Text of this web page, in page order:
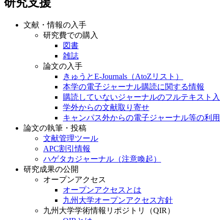
研究支援
文献・情報の入手
研究費での購入
図書
雑誌
論文の入手
きゅうとE-Journals（AtoZリスト）
本学の電子ジャーナル購読に関する情報
購読していないジャーナルのフルテキスト
学外からの文献取り寄せ
キャンパス外からの電子ジャーナル等の利用
論文の執筆・投稿
文献管理ツール
APC割引情報
ハゲタカジャーナル（注意喚起）
研究成果の公開
オープンアクセス
オープンアクセスとは
九州大学オープンアクセス方針
九州大学学術情報リポジトリ（QIR）